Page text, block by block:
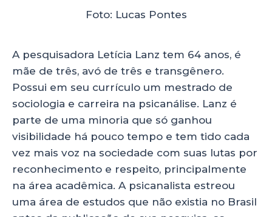
Foto: Lucas Pontes
A pesquisadora Letícia Lanz tem 64 anos, é
mãe de três, avó de três e transgênero.
Possui em seu currículo um mestrado de
sociologia e carreira na psicanálise. Lanz é
parte de uma minoria que só ganhou
visibilidade há pouco tempo e tem tido cada
vez mais voz na sociedade com suas lutas por
reconhecimento e respeito, principalmente
na área acadêmica. A psicanalista estreou
uma área de estudos que não existia no Brasil